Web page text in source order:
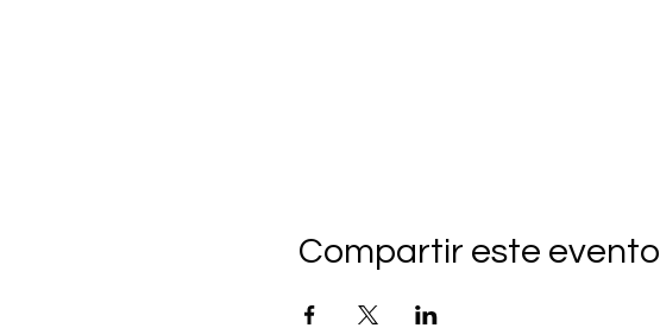
Compartir este evento